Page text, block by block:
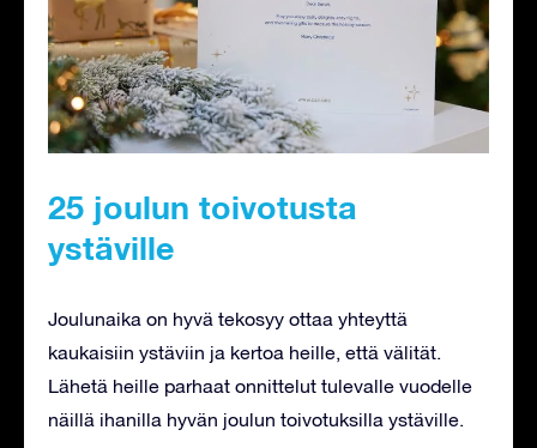
25 joulun toivotusta
ystäville
Joulunaika on hyvä tekosyy ottaa yhteyttä
kaukaisiin ystäviin ja kertoa heille, että välität.
Lähetä heille parhaat onnittelut tulevalle vuodelle
näillä ihanilla hyvän joulun toivotuksilla ystäville.